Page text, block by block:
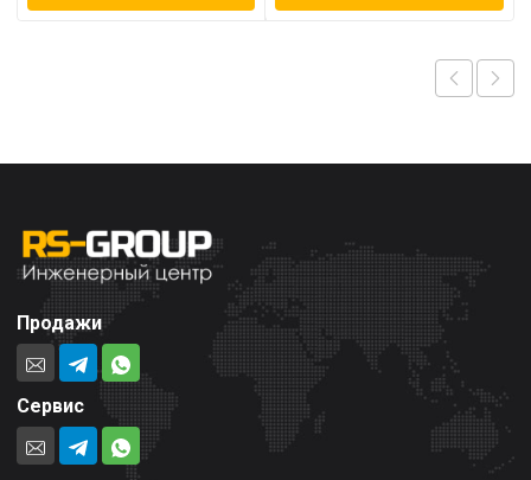
Продажи
Сервис